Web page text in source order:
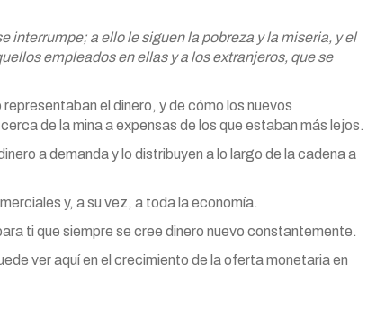
interrumpe; a ello le siguen la pobreza y la miseria, y el
empleados en ellas y a los extranjeros, que se
el dinero, y de cómo los nuevos
de la mina a expensas de los que estaban más lejos.
a demanda y lo distribuyen a lo largo de la cadena a
y, a su vez, a toda la economía.
ti que siempre se cree dinero nuevo constantemente.
ver aquí en el crecimiento de la oferta monetaria en